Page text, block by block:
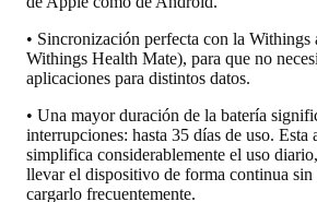
• Sincronización perfecta con la Withings
Withings Health Mate), para que no
aplicaciones para distintos datos.
• Una mayor duración de la batería
interrupciones: hasta 35 días de uso. Esta
simplifica considerablemente el uso
llevar el dispositivo de forma continua sin
cargarlo frecuentemente.